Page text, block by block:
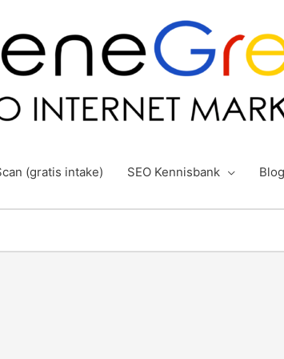
(gratis intake) SEO Kennisbank Blog